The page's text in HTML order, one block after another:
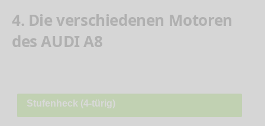
4. Die verschiedenen Motoren
des AUDI A8
Stufenheck (4-türig)